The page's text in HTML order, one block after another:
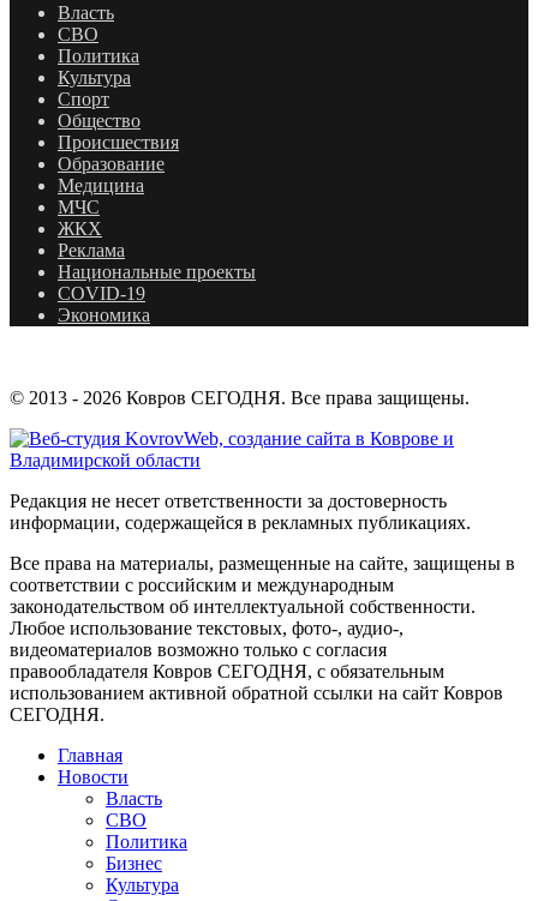
Власть
СВО
Политика
Культура
Спорт
Общество
Происшествия
Образование
Медицина
МЧС
ЖКХ
Реклама
Национальные проекты
COVID-19
Экономика
© 2013 - 2026 Ковров СЕГОДНЯ. Все права защищены.
Редакция не несет ответственности за достоверность
информации, содержащейся в рекламных публикациях.
Все права на материалы, размещенные на сайте, защищены в
соответствии с российским и международным
законодательством об интеллектуальной собственности.
Любое использование текстовых, фото-, аудио-,
видеоматериалов возможно только с согласия
правообладателя Ковров СЕГОДНЯ, с обязательным
использованием активной обратной ссылки на сайт Ковров
СЕГОДНЯ.
Главная
Новости
Власть
СВО
Политика
Бизнес
Культура